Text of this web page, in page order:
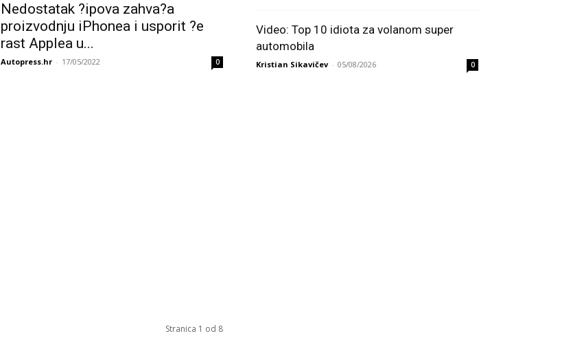
Nedostatak ?ipova zahva?a
proizvodnju iPhonea i usporit ?e
rast Applea u...
Autopress.hr - 17/05/2022 0
Stranica 1 od 8
Video: Top 10 idiota za volanom super
automobila
Kristian Sikavičev - 05/08/2026 0